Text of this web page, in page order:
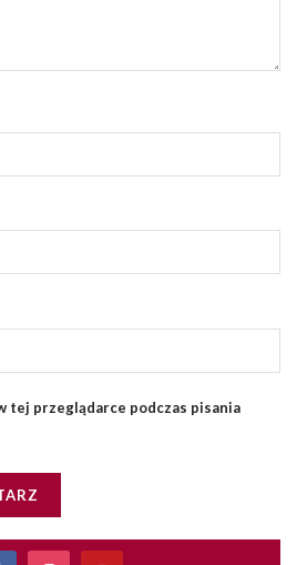
tej przeglądarce podczas pisania